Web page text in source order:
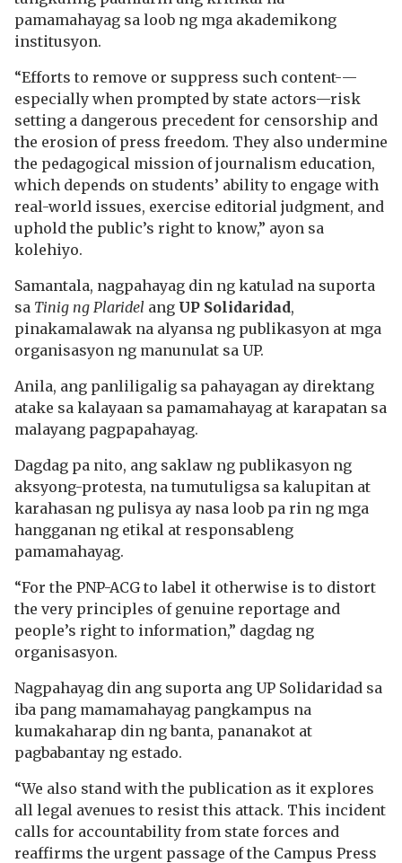
pamamahayag sa loob ng mga akademikong
institusyon.
“Efforts to remove or suppress such content-—
especially when prompted by state actors—risk
setting a dangerous precedent for censorship and
the erosion of press freedom. They also undermine
the pedagogical mission of journalism education,
which depends on students’ ability to engage with
real-world issues, exercise editorial judgment, and
uphold the public’s right to know,” ayon sa
kolehiyo.
Samantala, nagpahayag din ng katulad na suporta
sa Tinig ng Plaridel ang UP Solidaridad,
pinakamalawak na alyansa ng publikasyon at mga
organisasyon ng manunulat sa UP.
Anila, ang panliligalig sa pahayagan ay direktang
atake sa kalayaan sa pamamahayag at karapatan sa
malayang pagpapahayag.
Dagdag pa nito, ang saklaw ng publikasyon ng
aksyong-protesta, na tumutuligsa sa kalupitan at
karahasan ng pulisya ay nasa loob pa rin ng mga
hangganan ng etikal at responsableng
pamamahayag.
“For the PNP-ACG to label it otherwise is to distort
the very principles of genuine reportage and
people’s right to information,” dagdag ng
organisasyon.
Nagpahayag din ang suporta ang UP Solidaridad sa
iba pang mamamahayag pangkampus na
kumakaharap din ng banta, pananakot at
pagbabantay ng estado.
“We also stand with the publication as it explores
all legal avenues to resist this attack. This incident
calls for accountability from state forces and
reaffirms the urgent passage of the Campus Press